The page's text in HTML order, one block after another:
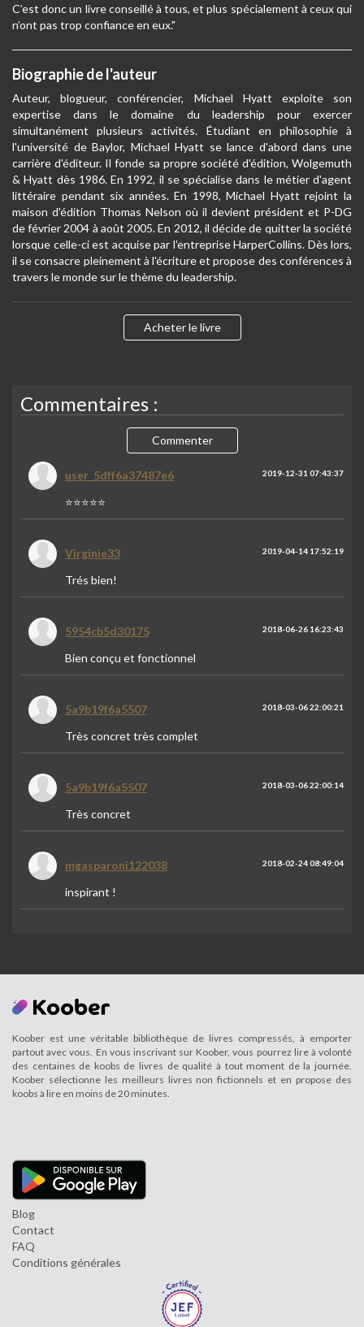
C’est donc un livre conseillé à tous, et plus spécialement à ceux qui
n’ont pas trop confiance en eux."
Biographie de l'auteur
Auteur, blogueur, conférencier, Michael Hyatt exploite son
expertise dans le domaine du leadership pour exercer
simultanément plusieurs activités. Étudiant en philosophie à
l'université de Baylor, Michael Hyatt se lance d'abord dans une
carrière d'éditeur. Il fonde sa propre société d'édition, Wolgemuth
& Hyatt dès 1986. En 1992, il se spécialise dans le métier d'agent
littéraire pendant six années. En 1998, Michael Hyatt rejoint la
maison d'édition Thomas Nelson où il devient président et P-DG
de février 2004 à août 2005. En 2012, il décide de quitter la société
lorsque celle-ci est acquise par l'entreprise HarperCollins. Dès lors,
il se consacre pleinement à l'écriture et propose des conférences à
travers le monde sur le thème du leadership.
Acheter le livre
Commentaires :
Commenter
user_5dff6a37487e6 2019-12-31 07:43:37
⭐️⭐️⭐️⭐️⭐️
Virginie33 2019-04-14 17:52:19
Trés bien!
5954cb5d30175 2018-06-26 16:23:43
Bien conçu et fonctionnel
5a9b19f6a5507 2018-03-06 22:00:21
Très concret très complet
5a9b19f6a5507 2018-03-06 22:00:14
Très concret
mgasparoni122038 2018-02-24 08:49:04
inspirant !
Koober est une véritable bibliothèque de livres compressés, à emporter
partout avec vous. En vous inscrivant sur Koober, vous pourrez lire à volonté
des centaines de koobs de livres de qualité à tout moment de la journée.
Koober sélectionne les meilleurs livres non fictionnels et en propose des
koobs à lire en moins de 20 minutes.
Blog
Contact
FAQ
Conditions générales